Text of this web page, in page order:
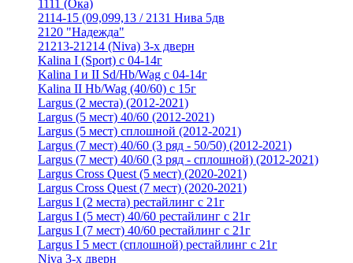
1111 (Ока)
2114-15 (09,099,13 / 2131 Нива 5дв
2120 "Надежда"
21213-21214 (Niva) 3-х дверн
Kalina I (Sport) с 04-14г
Kalina I и II Sd/Hb/Wag с 04-14г
Kalina II Hb/Wag (40/60) с 15г
Largus (2 места) (2012-2021)
Largus (5 мест) 40/60 (2012-2021)
Largus (5 мест) сплошной (2012-2021)
Largus (7 мест) 40/60 (3 ряд - 50/50) (2012-2021)
Largus (7 мест) 40/60 (3 ряд - сплошной) (2012-2021)
Largus Cross Quest (5 мест) (2020-2021)
Largus Cross Quest (7 мест) (2020-2021)
Largus I (2 места) рестайлинг с 21г
Largus I (5 мест) 40/60 рестайлинг с 21г
Largus I (7 мест) 40/60 рестайлинг с 21г
Largus I 5 мест (сплошной) рестайлинг с 21г
Niva 3-х дверн